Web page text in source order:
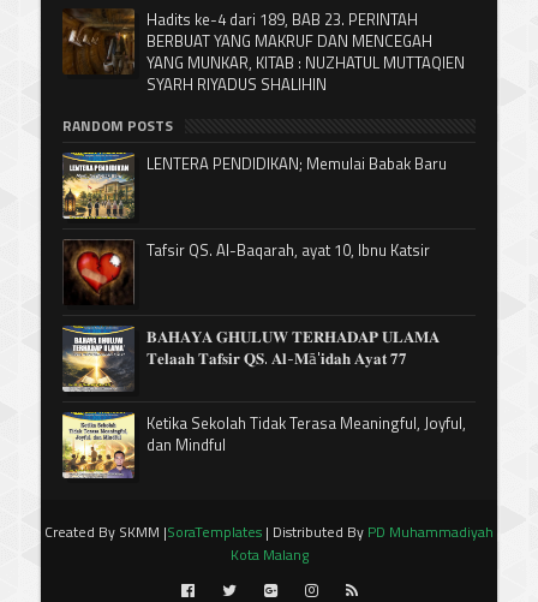
Hadits ke-4 dari 189, BAB 23. PERINTAH
BERBUAT YANG MAKRUF DAN MENCEGAH
YANG MUNKAR, KITAB : NUZHATUL MUTTAQIEN
SYARH RIYADUS SHALIHIN
RANDOM POSTS
LENTERA PENDIDIKAN; Memulai Babak Baru
Tafsir QS. Al-Baqarah, ayat 10, Ibnu Katsir
𝐁𝐀𝐇𝐀𝐘𝐀 𝐆𝐇𝐔𝐋𝐔𝐖 𝐓𝐄𝐑𝐇𝐀𝐃𝐀𝐏 𝐔𝐋𝐀𝐌𝐀
𝐓𝐞𝐥𝐚𝐚𝐡 𝐓𝐚𝐟𝐬𝐢𝐫 𝐐𝐒. 𝐀𝐥-𝐌ā'𝐢𝐝𝐚𝐡 𝐀𝐲𝐚𝐭 𝟕𝟕
Ketika Sekolah Tidak Terasa Meaningful, Joyful,
dan Mindful
Created By SKMM |SoraTemplates | Distributed By PD Muhammadiyah
Kota Malang